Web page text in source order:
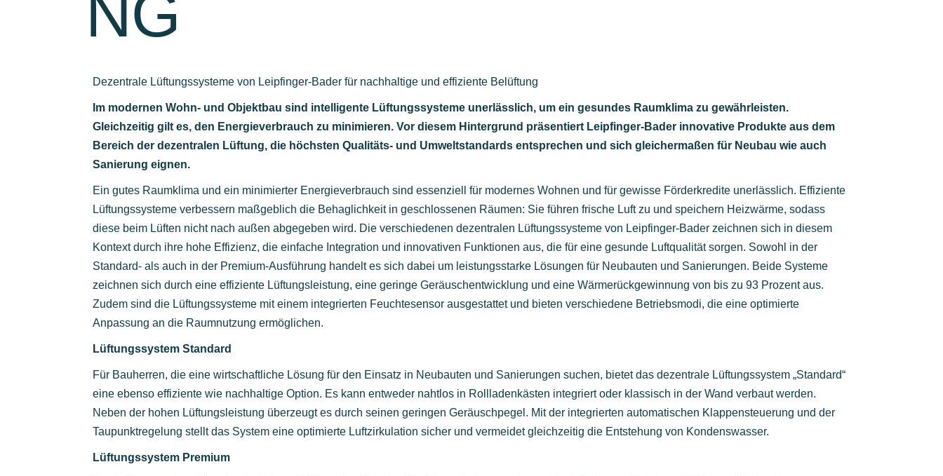
Dezentrale Lüftungssysteme von Leipfinger-Bader für nachhaltige und effiziente Belüftung
Im modernen Wohn- und Objektbau sind intelligente Lüftungssysteme unerlässlich, um ein gesundes Raumklima zu gewährleisten.
Gleichzeitig gilt es, den Energieverbrauch zu minimieren. Vor diesem Hintergrund präsentiert Leipfinger-Bader innovative Produkte aus dem
Bereich der dezentralen Lüftung, die höchsten Qualitäts- und Umweltstandards entsprechen und sich gleichermaßen für Neubau wie auch
Sanierung eignen.
Ein gutes Raumklima und ein minimierter Energieverbrauch sind essenziell für modernes Wohnen und für gewisse Förderkredite unerlässlich. Effiziente
Lüftungssysteme verbessern maßgeblich die Behaglichkeit in geschlossenen Räumen: Sie führen frische Luft zu und speichern Heizwärme, sodass
diese beim Lüften nicht nach außen abgegeben wird. Die verschiedenen dezentralen Lüftungssysteme von Leipfinger-Bader zeichnen sich in diesem
Kontext durch ihre hohe Effizienz, die einfache Integration und innovativen Funktionen aus, die für eine gesunde Luftqualität sorgen. Sowohl in der
Standard- als auch in der Premium-Ausführung handelt es sich dabei um leistungsstarke Lösungen für Neubauten und Sanierungen. Beide Systeme
zeichnen sich durch eine effiziente Lüftungsleistung, eine geringe Geräuschentwicklung und eine Wärmerückgewinnung von bis zu 93 Prozent aus.
Zudem sind die Lüftungssysteme mit einem integrierten Feuchtesensor ausgestattet und bieten verschiedene Betriebsmodi, die eine optimierte
Anpassung an die Raumnutzung ermöglichen.
Lüftungssystem Standard
Für Bauherren, die eine wirtschaftliche Lösung für den Einsatz in Neubauten und Sanierungen suchen, bietet das dezentrale Lüftungssystem „Standard“
eine ebenso effiziente wie nachhaltige Option. Es kann entweder nahtlos in Rollladenkästen integriert oder klassisch in der Wand verbaut werden.
Neben der hohen Lüftungsleistung überzeugt es durch seinen geringen Geräuschpegel. Mit der integrierten automatischen Klappensteuerung und der
Taupunktregelung stellt das System eine optimierte Luftzirkulation sicher und vermeidet gleichzeitig die Entstehung von Kondenswasser.
Lüftungssystem Premium